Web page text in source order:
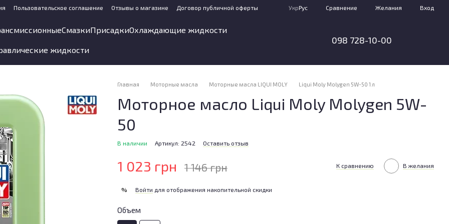
Пользовательское соглашение Отзывы о магазине Договор публичной оферты УкрРус Сравнение Желания Вход
СмазкиПрисадкиОхлаждающие жидкости
жидкости
098 728-10-00
Главная Моторные масла Моторные масла LIQUI MOLY Liqui Moly Molygen 5W-50 1 л
Моторное масло Liqui Moly Molygen 5W-
50
В наличии Артикул: 2542 Оставить отзыв
1 023 грн 1 146 грн К сравнению В желания
% Войти для отображения накопительной скидки
Объем